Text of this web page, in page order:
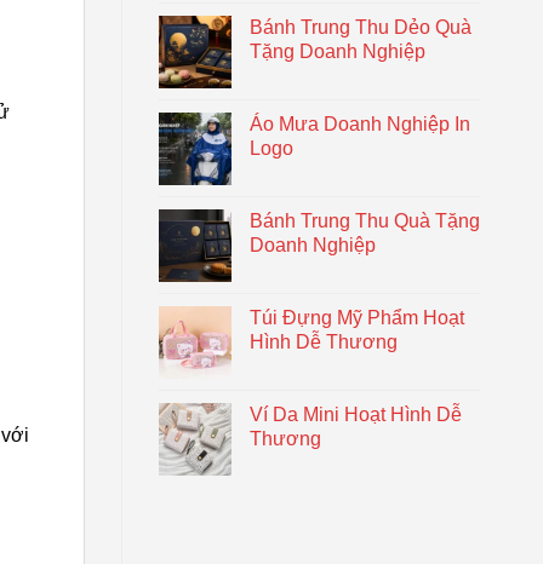
Bánh Trung Thu Dẻo Quà
Tặng Doanh Nghiệp
Áo Mưa Doanh Nghiệp In
Logo
Bánh Trung Thu Quà Tặng
Doanh Nghiệp
Túi Đựng Mỹ Phẩm Hoạt
Hình Dễ Thương
Ví Da Mini Hoạt Hình Dễ
Thương